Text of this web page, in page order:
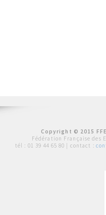
Copyright © 2015
Fédération Française des
tél : 01 39 44 65 80 | contact :